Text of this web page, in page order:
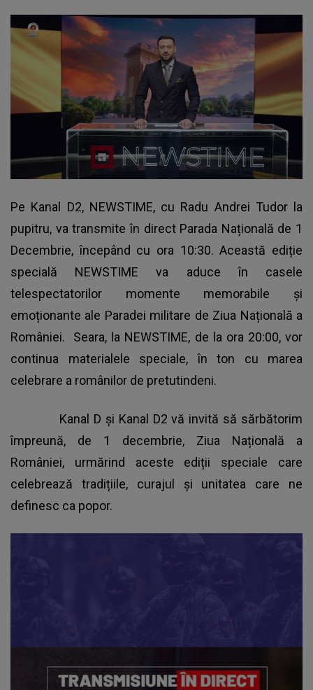
Pe Kanal D2, NEWSTIME, cu Radu Andrei Tudor la
pupitru, va transmite în direct Parada Națională de 1
Decembrie, începând cu ora 10:30. Această ediție
specială NEWSTIME va aduce în casele
telespectatorilor momente memorabile și
emoționante ale Paradei militare de Ziua Națională a
României. Seara, la NEWSTIME, de la ora 20:00, vor
continua materialele speciale, în ton cu marea
celebrare a românilor de pretutindeni.
Kanal D și Kanal D2 vă invită să sărbătorim
împreună, de 1 decembrie, Ziua Națională a
României, urmărind aceste ediții speciale care
celebrează tradițiile, curajul și unitatea care ne
definesc ca popor.